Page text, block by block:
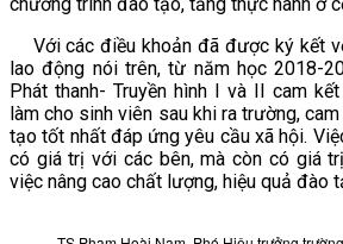
Với các điều khoản đã được ký kết
lao động nói trên, từ năm học 2018-
Phát thanh- Truyền hình I và II cam
làm cho sinh viên sau khi ra trường,
tạo tốt nhất đáp ứng yêu cầu xã hội.
có giá trị với các bên, mà còn có giá
việc nâng cao chất lượng, hiệu quả đào